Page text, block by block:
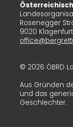
Rosenegger
9020 Klagenfurt
© 2026 ÖBRD
Aus Gründen
und das
Geschlechter.